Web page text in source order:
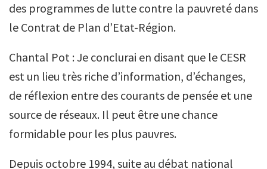
des programmes de lutte contre la pauvreté dans
le Contrat de Plan d’Etat-Région.
Chantal Pot : Je conclurai en disant que le CESR
est un lieu très riche d’information, d’échanges,
de réflexion entre des courants de pensée et une
source de réseaux. Il peut être une chance
formidable pour les plus pauvres.
Depuis octobre 1994, suite au débat national